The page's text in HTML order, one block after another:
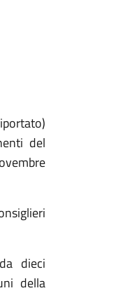
del
dieci
della